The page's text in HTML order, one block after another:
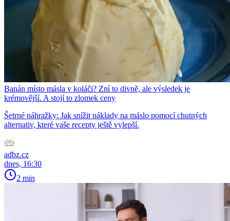
Banán místo másla v koláči? Zní to divně, ale výsledek je
krémovější. A stojí to zlomek ceny
Šetrné náhražky: Jak snížit náklady na máslo pomocí chutných
alternativ, které vaše recepty ještě vylepší.
adbz.cz
dnes, 16:30
2 min